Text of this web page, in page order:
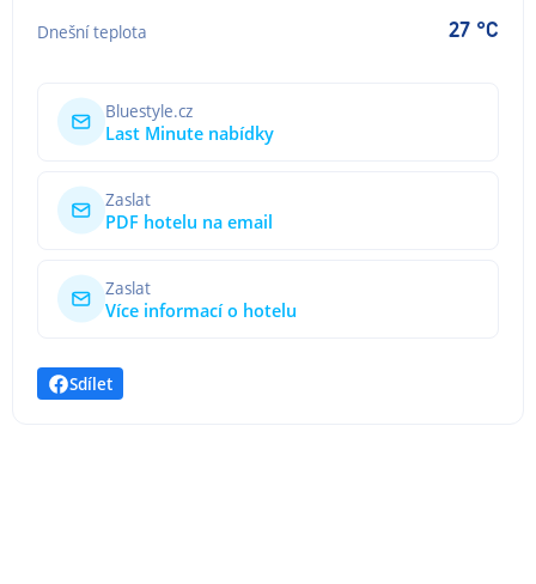
Dnešní teplota 27 °C
Bluestyle.cz
Last Minute nabídky
Zaslat
PDF hotelu na email
Zaslat
Více informací o hotelu
Sdílet